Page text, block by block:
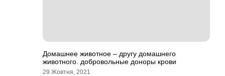
Домашнее животное – другу домашнего
животного. добровольные доноры крови
29 Жовтня, 2021